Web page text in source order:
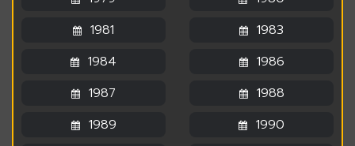
1981
1983
1984
1986
1987
1988
1989
1990